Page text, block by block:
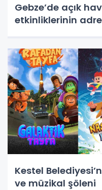
Gebze’de açık
etkinliklerinin
Kestel
ve müzikal şöleni